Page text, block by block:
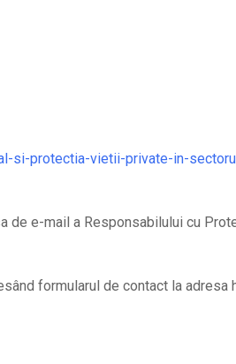
si-protectia-vietii-private-in-
de e-mail a Responsabilului cu
formularul de contact la